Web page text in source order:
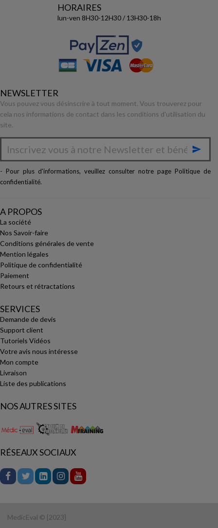
HORAIRES
lun-ven 8H30-12H30 / 13H30-18h
NEWSLETTER
Vous pouvez vous désinscrire à tout moment. Vous trouverez pour
cela nos informations de contact dans les conditions d'utilisation du
site.

- Pour plus d'informations, veuillez consulter notre page Politique de
confidentialité.
A PROPOS
La société
Nos Savoir-faire
Conditions générales de vente
Mention légales
Politique de confidentialité
Paiement
Retours et rétractations
SERVICES
Demande de devis
Support client
Tutoriels Vidéos
Votre avis nous intéresse
Mon compte
Livraison
Liste des publications
NOS AUTRES SITES
RÉSEAUX SOCIAUX
MedicEval © [2023]